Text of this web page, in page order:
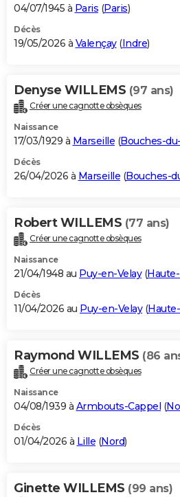
GUIDES D'ACHAT
BONS PLANS
Carte de Noël
Carte Bonne année
Carte Saint-Valentin
Carte Pâques
Carte d'anniversaire
DICTIONNAIRE
Dictionnaire
Biographies
Citations
Expressions
Proverbes
PROGRAMME TV
S'inscrire
Se connecter
Lycées
Collèges
Primaires
Universités
Entreprises
Service militaire
Avis de recherche
AVIS DE DÉCÈS
Bricolage
Lifestyle
Culture
Sport
Auto
Television
Voyage
Cinema
04/07/1945 à Paris (Paris)
Décès
19/05/2026 à Valençay(Indre)
Denyse WILLEMS (97 ans)
Créer une cagnotte obsèques
Naissance
17/03/1929 à Marseille (Bouches-
Décès
26/04/2026 à Marseille (Bouches-
Robert WILLEMS (77 ans)
Créer une cagnotte obsèques
Naissance
21/04/1948 au Puy-en-Velay(
Décès
11/04/2026 au Puy-en-Velay(
Raymond WILLEMS (86
Créer une cagnotte obsèques
Naissance
04/08/1939 à Armbouts-Cappel (
Décès
01/04/2026 à Lille (Nord)
Ginette WILLEMS (99 ans)